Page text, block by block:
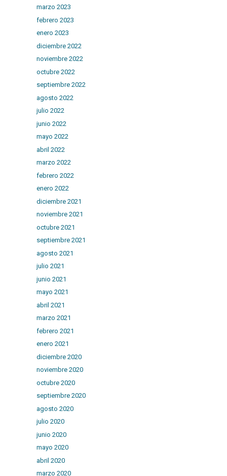
marzo 2023
febrero 2023
enero 2023
diciembre 2022
noviembre 2022
octubre 2022
septiembre 2022
agosto 2022
julio 2022
junio 2022
mayo 2022
abril 2022
marzo 2022
febrero 2022
enero 2022
diciembre 2021
noviembre 2021
octubre 2021
septiembre 2021
agosto 2021
julio 2021
junio 2021
mayo 2021
abril 2021
marzo 2021
febrero 2021
enero 2021
diciembre 2020
noviembre 2020
octubre 2020
septiembre 2020
agosto 2020
julio 2020
junio 2020
mayo 2020
abril 2020
marzo 2020